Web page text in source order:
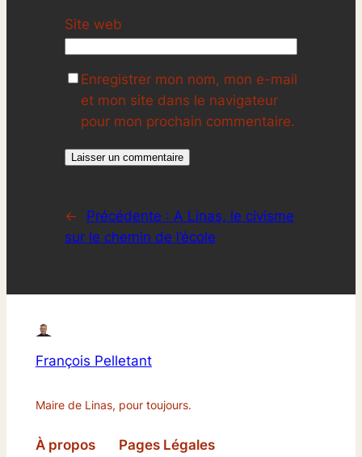
Site web
Enregistrer mon nom, mon e-mail
et mon site dans le navigateur
pour mon prochain commentaire.
← Précédente : A Linas, le civisme
sur le chemin de l’école
François Pelletant
Maire de Linas, pour toujours.
À propos Pages Légales